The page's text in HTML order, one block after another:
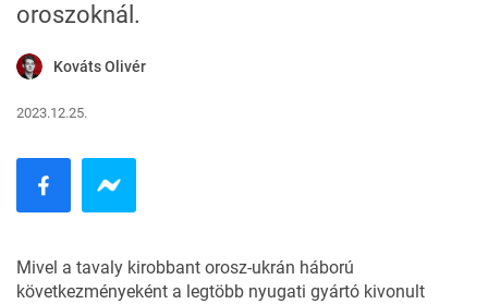
oroszoknál.
Kováts Olivér
2023.12.25.
Mivel a tavaly kirobbant orosz-ukrán háború
következményeként a legtöbb nyugati gyártó kivonult